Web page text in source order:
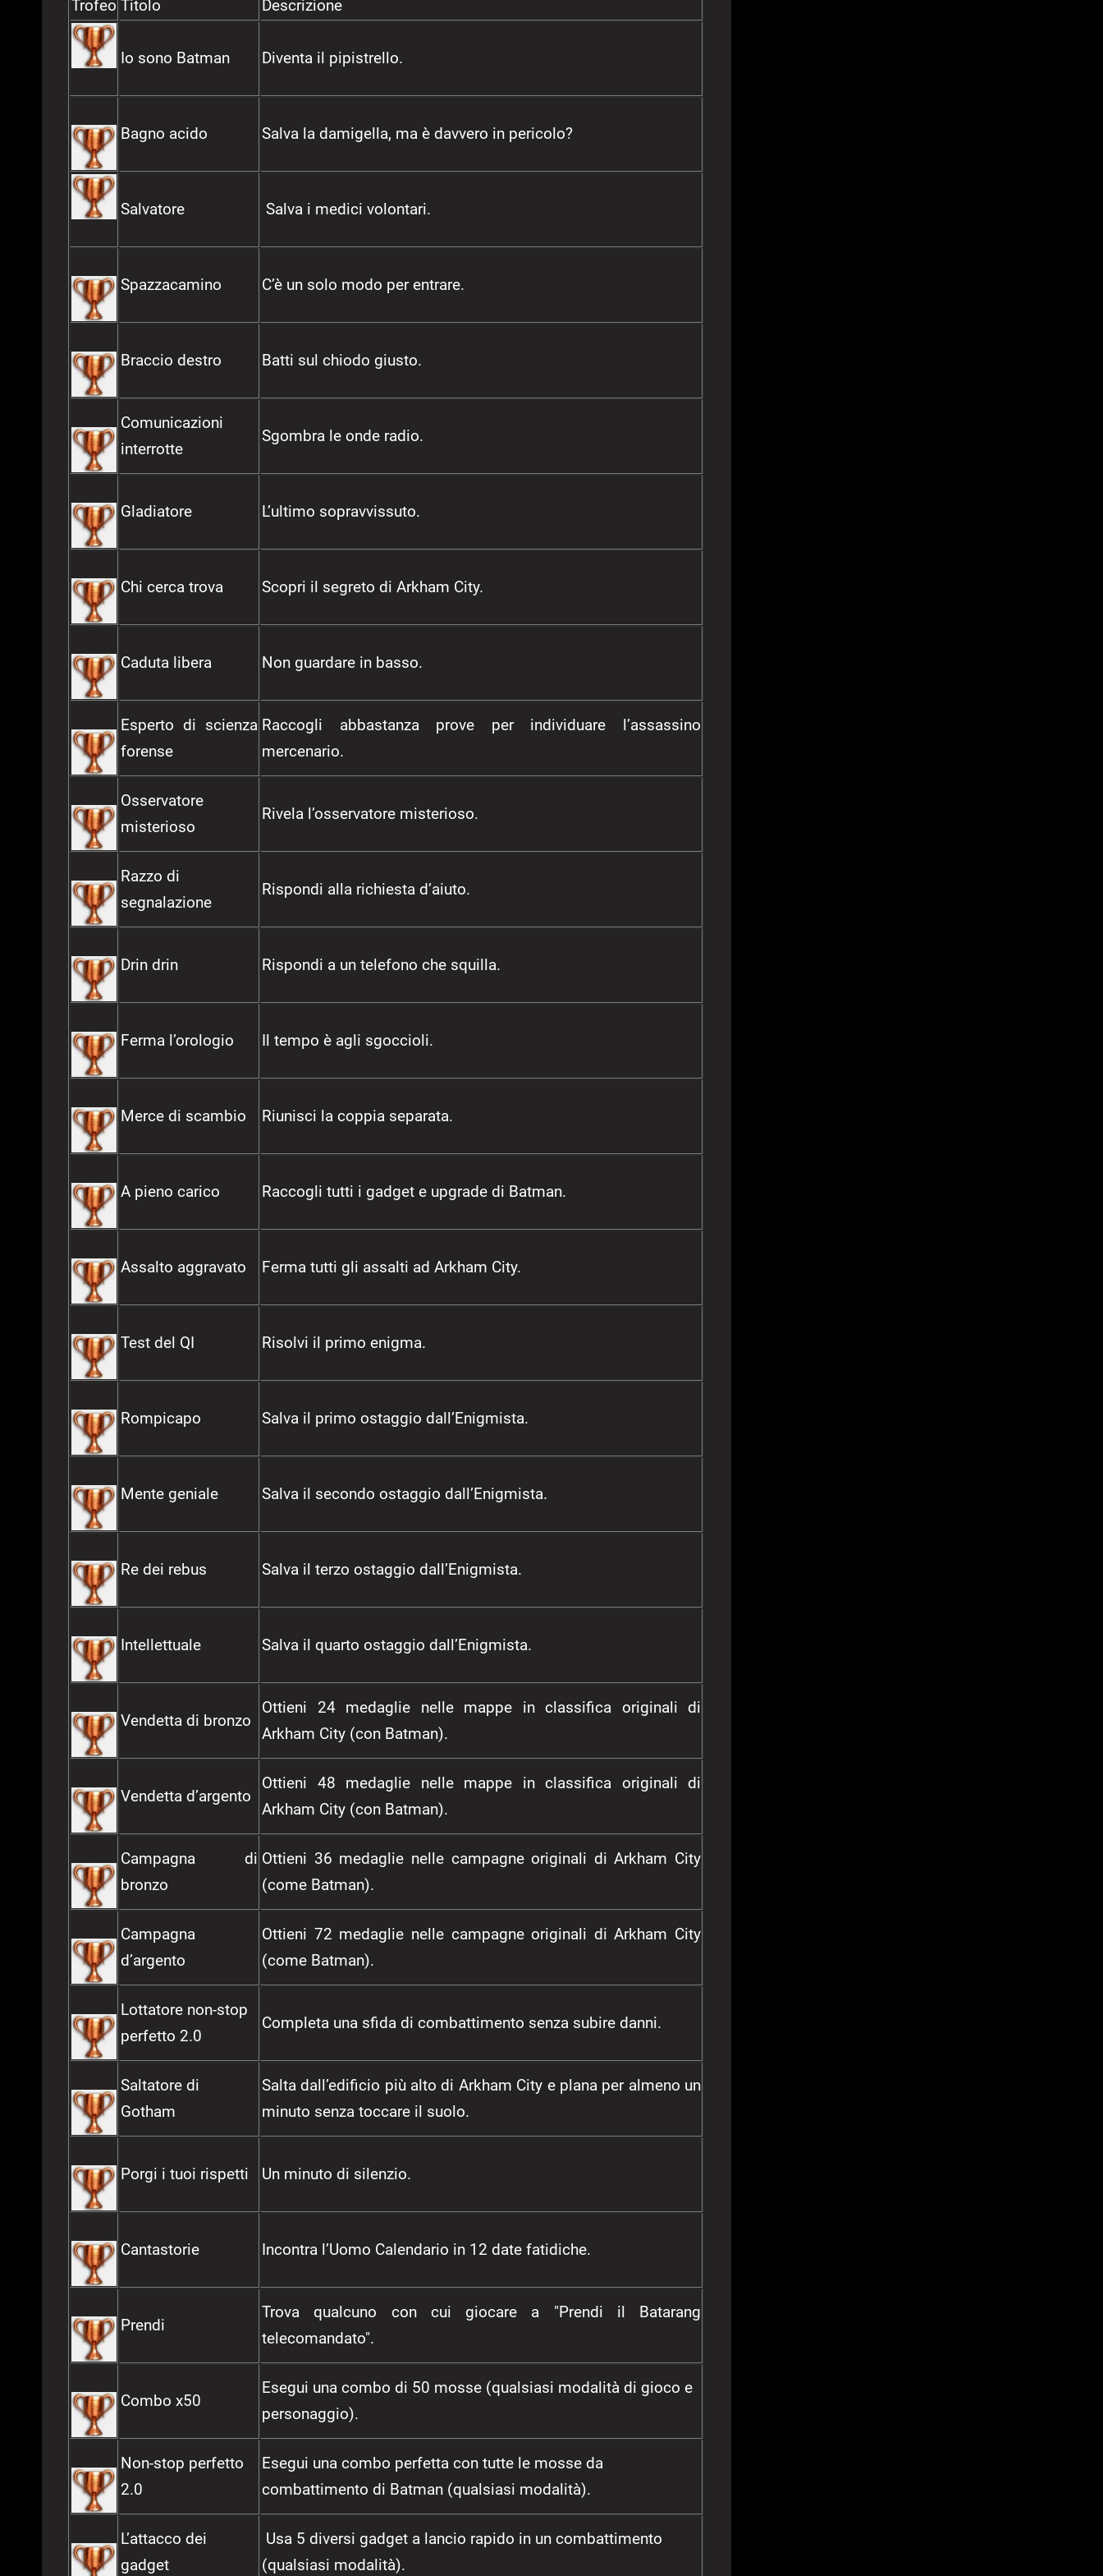
Trofeo Titolo Descrizione
Io sono Batman Diventa il pipistrello.
Bagno acido Salva la damigella, ma è davvero in pericolo?
Salvatore Salva i medici volontari.
Spazzacamino C’è un solo modo per entrare.
Braccio destro Batti sul chiodo giusto.
Comunicazioni
interrotte
Sgombra le onde radio.
Gladiatore L’ultimo sopravvissuto.
Chi cerca trova Scopri il segreto di Arkham City.
Caduta libera Non guardare in basso.
Esperto di scienza
forense
Raccogli abbastanza prove per individuare l’assassino
mercenario.
Osservatore
misterioso
Rivela l’osservatore misterioso.
Razzo di
segnalazione
Rispondi alla richiesta d’aiuto.
Drin drin Rispondi a un telefono che squilla.
Ferma l’orologio Il tempo è agli sgoccioli.
Merce di scambio Riunisci la coppia separata.
A pieno carico Raccogli tutti i gadget e upgrade di Batman.
Assalto aggravato Ferma tutti gli assalti ad Arkham City.
Test del QI Risolvi il primo enigma.
Rompicapo Salva il primo ostaggio dall’Enigmista.
Mente geniale Salva il secondo ostaggio dall’Enigmista.
Re dei rebus Salva il terzo ostaggio dall’Enigmista.
Intellettuale Salva il quarto ostaggio dall’Enigmista.
Vendetta di bronzo
Ottieni 24 medaglie nelle mappe in classifica originali di
Arkham City (con Batman).
Vendetta d’argento
Ottieni 48 medaglie nelle mappe in classifica originali di
Arkham City (con Batman).
Campagna di
bronzo
Ottieni 36 medaglie nelle campagne originali di Arkham City
(come Batman).
Campagna
d’argento
Ottieni 72 medaglie nelle campagne originali di Arkham City
(come Batman).
Lottatore non-stop
perfetto 2.0
Completa una sfida di combattimento senza subire danni.
Saltatore di
Gotham
Salta dall’edificio più alto di Arkham City e plana per almeno un
minuto senza toccare il suolo.
Porgi i tuoi rispetti Un minuto di silenzio.
Cantastorie Incontra l’Uomo Calendario in 12 date fatidiche.
Prendi
Trova qualcuno con cui giocare a "Prendi il Batarang
telecomandato".
Combo x50
Esegui una combo di 50 mosse (qualsiasi modalità di gioco e
personaggio).
Non-stop perfetto
2.0
Esegui una combo perfetta con tutte le mosse da
combattimento di Batman (qualsiasi modalità).
L’attacco dei
gadget
Usa 5 diversi gadget a lancio rapido in un combattimento
(qualsiasi modalità).